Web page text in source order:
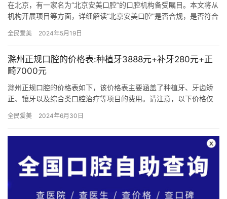
在北京，有一家名为“北京安美口腔”的口腔机构备受瞩目。本文将从
机构开展项目等方面，详细解读“北京安美口腔”是否合规，是否符合
全民爱美 2024年5月19日
滁州正规口腔的价格表:种植牙3888元+补牙280元+正
畸7000元
滁州正规口腔的价格表如下，该价格表主要涵盖了种植牙、牙齿矫
正、镶牙以及综合类口腔治疗等项目的费用。请注意，以下价格仅
种植牙…
全民爱美 2024年6月30日